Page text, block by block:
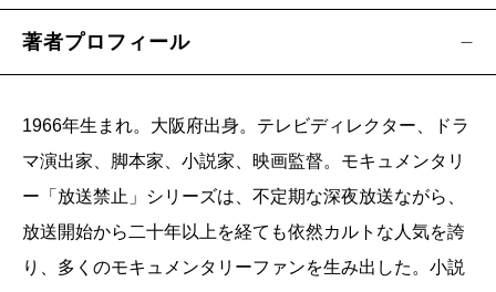
著者プロフィール
1966年生まれ。大阪府出身。テレビディレクター、ドラ
マ演出家、脚本家、小説家、映画監督。モキュメンタリ
ー「放送禁止」シリーズは、不定期な深夜放送ながら、
放送開始から二十年以上を経ても依然カルトな人気を誇
り、多くのモキュメンタリーファンを生み出した。小説